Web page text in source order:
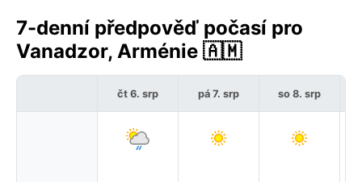
7-denní předpověď počasí pro
Vanadzor, Arménie 🇦🇲
čt 6. srp pá 7. srp so 8. srp